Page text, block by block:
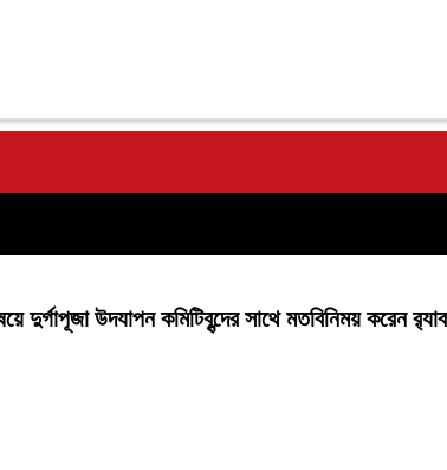
দুর্গাপূজা উদযাপন কমিটিবৃন্দের সাথে মতবিনিময় করেন